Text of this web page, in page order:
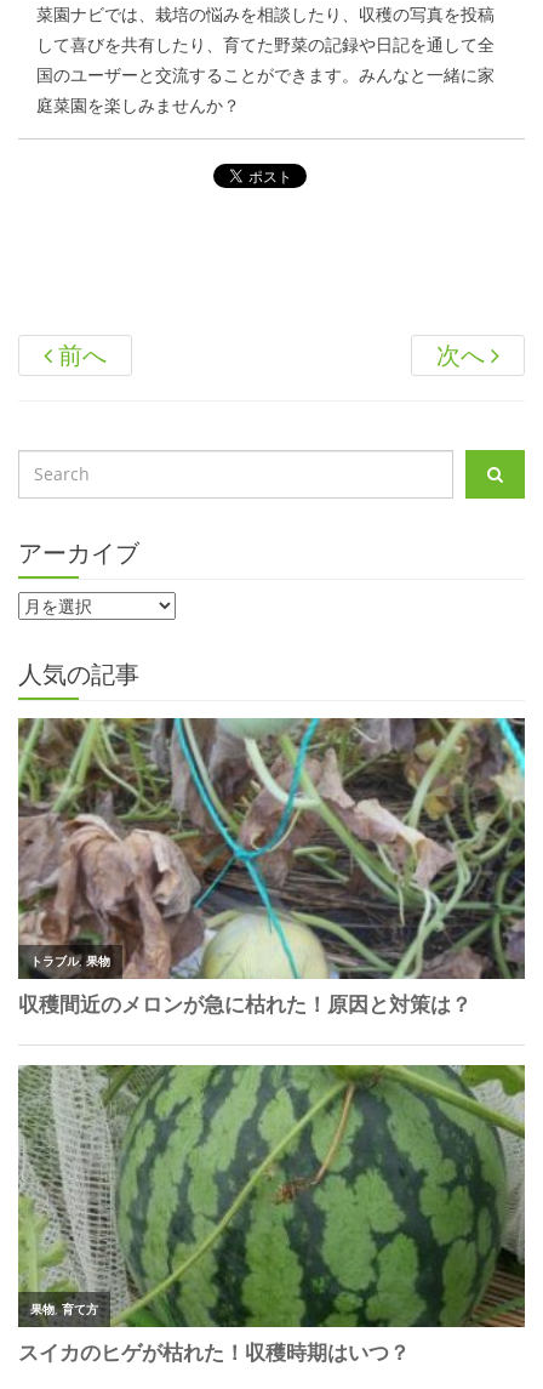
菜園ナビでは、栽培の悩みを相談したり、収穫の写真を投稿
して喜びを共有したり、育てた野菜の記録や日記を通して全
国のユーザーと交流することができます。みんなと一緒に家
庭菜園を楽しみませんか？
前へ 次へ
アーカイブ
人気の記事